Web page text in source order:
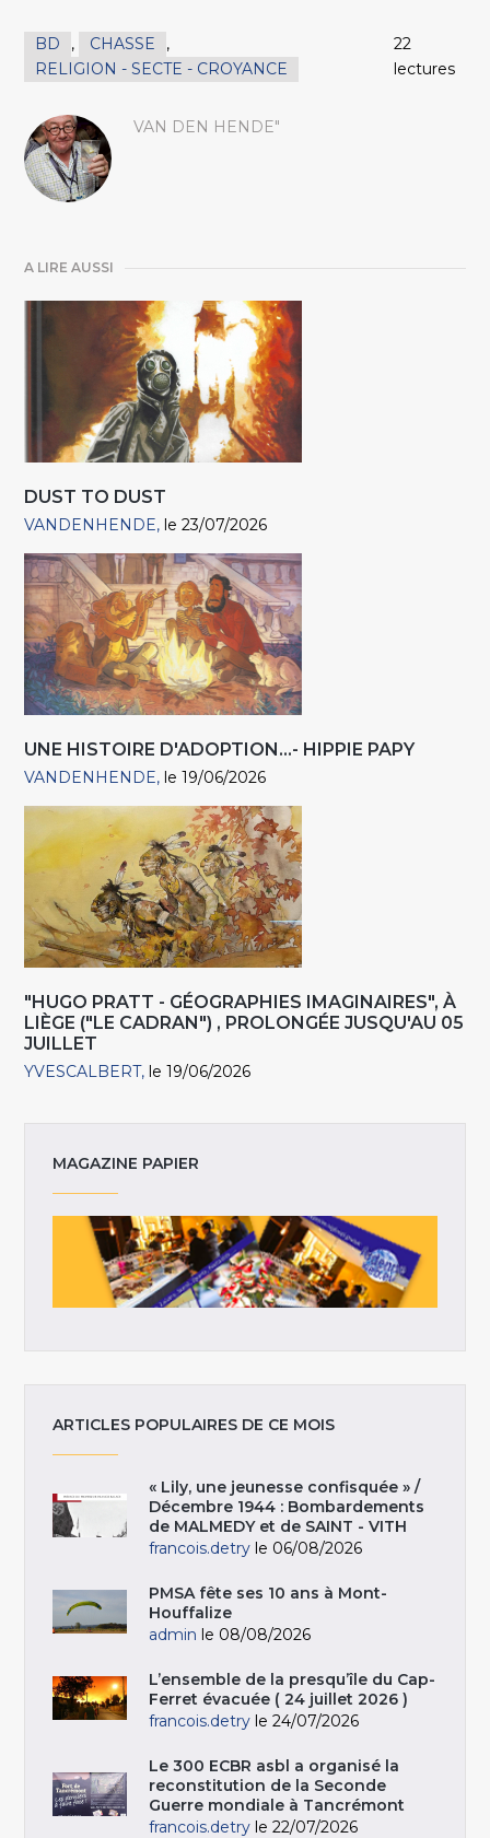
BD , CHASSE
,
RELIGION - SECTE - CROYANCE
22
lectures
VAN DEN HENDE"
A LIRE AUSSI
DUST TO DUST
VANDENHENDE le 23/07/2026
UNE HISTOIRE D'ADOPTION...- HIPPIE PAPY
VANDENHENDE le 19/06/2026
"HUGO PRATT - GÉOGRAPHIES IMAGINAIRES", À
LIÈGE ("LE CADRAN") , PROLONGÉE JUSQU'AU 05
JUILLET
YVESCALBERT le 19/06/2026
MAGAZINE PAPIER
ARTICLES POPULAIRES DE CE MOIS
« Lily, une jeunesse confisquée » /
Décembre 1944 : Bombardements
de MALMEDY et de SAINT - VITH
francois.detry le 06/08/2026
PMSA fête ses 10 ans à Mont-
Houffalize
admin le 08/08/2026
L’ensemble de la presqu’île du Cap-
Ferret évacuée ( 24 juillet 2026 )
francois.detry le 24/07/2026
Le 300 ECBR asbl a organisé la
reconstitution de la Seconde
Guerre mondiale à Tancrémont
francois.detry le 22/07/2026